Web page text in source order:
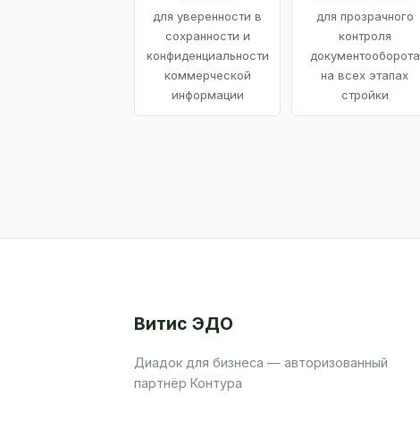
для уверенности в
сохранности и
конфиденциальности
коммерческой
информации
для прозрачного
контроля
документооборота
на всех этапах
стройки
Витис ЭДО
Диадок для бизнеса — авторизованный
партнёр Контура